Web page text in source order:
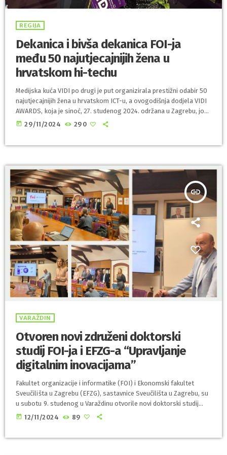
REGIJA
Dekanica i bivša dekanica FOI-ja
među 50 najutjecajnijih žena u
hrvatskom hi-techu
Medijska kuća VIDI po drugi je put organizirala prestižni odabir 50
najutjecajnijih žena u hrvatskom ICT-u, a ovogodišnja dodjela VIDI
AWARDS, koja je sinoć, 27. studenog 2024. održana u Zagrebu, još
jednom je istaknula iznimne žene koje oblikuju domaću hi-tech
today 29/11/2024 290
insert_link
VARAŽDIN
Otvoren novi združeni doktorski
studij FOI-ja i EFZG-a “Upravljanje
digitalnim inovacijama”
Fakultet organizacije i informatike (FOI) i Ekonomski fakultet
Sveučilišta u Zagrebu (EFZG), sastavnice Sveučilišta u Zagrebu, su
u subotu 9. studenog u Varaždinu otvorile novi doktorski studij
pod nazivom Upravljanje digitalnim inovacijama i uz prisustvo
today 12/11/2024 89